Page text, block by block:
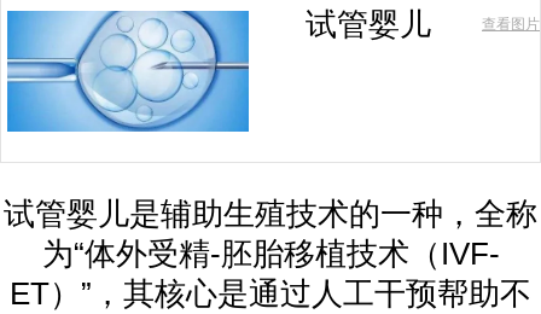
试管婴儿 查看图片
试管婴儿是辅助生殖技术的一种，全称
为“体外受精-胚胎移植技术（IVF-
ET）”，其核心是通过人工干预帮助不